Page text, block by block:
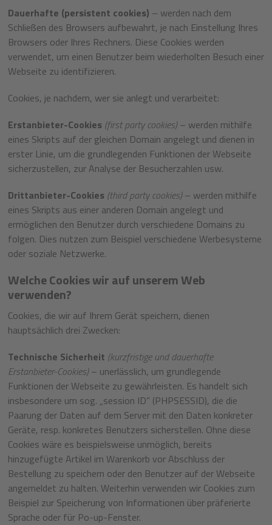
Dauerhafte (persistent cookies) – werden nach dem
Schließen des Browsers aufbewahrt, je nach Einstellung Ihres
Browsers oder Ihres Rechners. Diese Cookies werden
verwendet, um einen Benutzer beim wiederholten Besuch einer
Webseite zu identifizieren.
Cookies, je nachdem, wer sie anlegt und verarbeitet:
Erstanbieter-Cookies (first party cookies)– werden mithilfe
eines Skripts auf der gleichen Domain angelegt und dienen in
erster Linie, um die grundlegenden Funktionen der Webseite
sicherzustellen, zur Analyse der Besucherzahlen usw.
Drittanbieter-Cookies (third party cookies)– werden mithilfe
eines Skripts aus einer anderen Domain angelegt und
ermöglichen den Benutzer durch verschiedene Domains zu
folgen. Dies nutzen zum Beispiel verschiedene Werbesysteme
oder soziale Netzwerke.
Welche Cookies wir auf unserem Web
verwenden?
Cookies, die wir auf Ihrem Gerät speichern, dienen
hauptsächlich drei Zwecken:
Technische Sicherheit (kurzfristige und dauerhafte
Erstanbieter-Cookies)– unerlässlich, um grundlegende
Funktionen der Webseite zu gewährleisten. Es handelt sich
insbesondere um sog. „session ID” (PHPSESSID), die die
Paarung der Daten auf dem Server mit den Daten konkreter
Geräte, resp. konkretes Benutzers sicherstellen. Ohne diese
Cookies wäre es beispielsweise unmöglich, bereits
hinzugefügte Artikel im Warenkorb vor Abschluss der
Bestellung zu speichern oder den Benutzer auf der Webseite
angemeldet zu halten. Weiterhin verwenden wir Cookies zum
Beispiel zur Speicherung von Informationen über präferierte
Sprache oder für Po-up-Fenster.